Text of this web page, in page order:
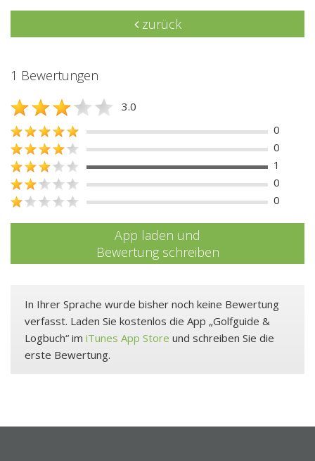
zurück
1 Bewertungen
3.0
0
0
1
0
0
App laden und
Bewertung schreiben
In Ihrer Sprache wurde bisher noch keine Bewertung
verfasst. Laden Sie kostenlos die App „Golfguide &
Logbuch“ im iTunes App Store und schreiben Sie die
erste Bewertung.